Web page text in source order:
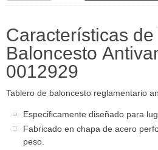
Características de
Baloncesto
0012929
Tablero de baloncesto reglamentario
Especificamente diseñado para
Fabricado en chapa de acero
peso.